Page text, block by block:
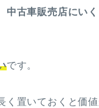
中古車販売店にい
です。
置いておくと価